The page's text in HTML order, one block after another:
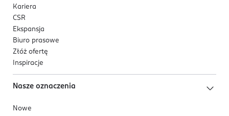
Kariera
CSR
Ekspansja
Biuro prasowe
Złóż ofertę
Inspiracje
Nasze oznaczenia
Nowe